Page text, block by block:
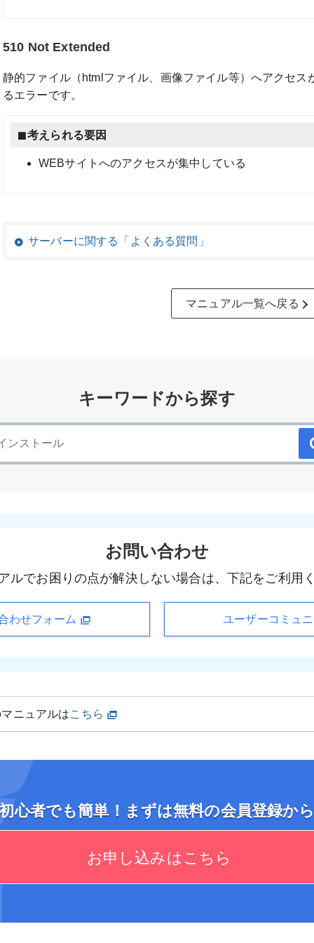
510 Not Extended
静的ファイル（htmlファイル、画像ファイル等）へアクセス
るエラーです。
考えられる要因
WEBサイトへのアクセスが集中している
サーバーに関する「よくある質問」
マニュアル一覧へ戻る
キーワードから探す
お問い合わせ
ルでお困りの点が解決しない場合は、下記をご利用
わせフォーム ユーザーコミュ
ニュアルはこちら
心者でも簡単！まずは無料の会員登録か
お申し込みはこちら